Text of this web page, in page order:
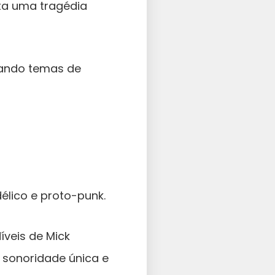
uma tragédia
temas de
e proto-punk.
de Mick
única e